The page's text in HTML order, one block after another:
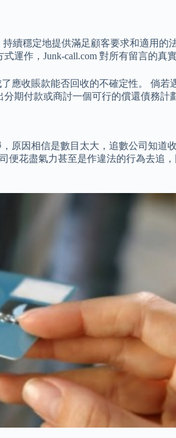
續穩定地提供滿足顧客要求和適用
作，Junk-call.com 對所有留言的真
收賬款能否回收的不確定性。 倘若
期付款或商討一個可行的償還債務計
原因相信是數目太大，追數公司知道
花盡氣力甚至是作違法的行為去追